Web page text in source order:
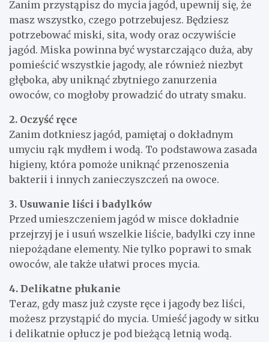
Zanim przystąpisz do mycia jagód, upewnij się, że
masz wszystko, czego potrzebujesz. Będziesz
potrzebować miski, sita, wody oraz oczywiście
jagód. Miska powinna być wystarczająco duża, aby
pomieścić wszystkie jagody, ale również niezbyt
głęboka, aby uniknąć zbytniego zanurzenia
owoców, co mogłoby prowadzić do utraty smaku.
2. Oczyść ręce
Zanim dotkniesz jagód, pamiętaj o dokładnym
umyciu rąk mydłem i wodą. To podstawowa zasada
higieny, która pomoże uniknąć przenoszenia
bakterii i innych zanieczyszczeń na owoce.
3. Usuwanie liści i badylków
Przed umieszczeniem jagód w misce dokładnie
przejrzyj je i usuń wszelkie liście, badylki czy inne
niepożądane elementy. Nie tylko poprawi to smak
owoców, ale także ułatwi proces mycia.
4. Delikatne płukanie
Teraz, gdy masz już czyste ręce i jagody bez liści,
możesz przystąpić do mycia. Umieść jagody w sitku
i delikatnie opłucz je pod bieżącą letnią wodą.